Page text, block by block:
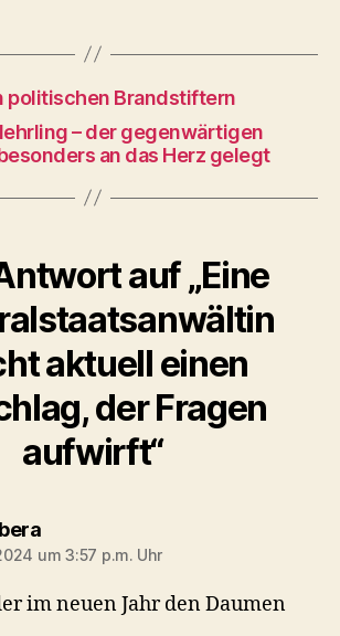
politischen Brandstiftern
– der gegenwärtigen
an das Herz gelegt
auf „Eine
aktuell einen
der Fragen
aufwirft“
sagt:
um 3:57 p.m. Uhr
im neuen Jahr den Daumen